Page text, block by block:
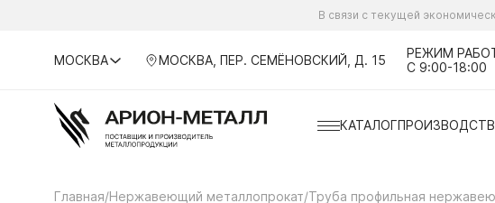
В связи с текущей
МОСКВА МОСКВА, ПЕР. СЕМЁНОВСКИЙ, Д. 15
РЕЖИМ
С 9:00-18:00
КАТАЛОГ
Главная/Нержавеющий металлопрокат/Труба профильная